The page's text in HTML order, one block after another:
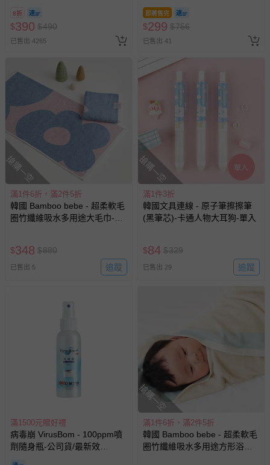
-其他原廠盒裝商品封口處已貼上「不可拆封」，或具警
示字句等說明貼紙、封條者。
國際航空、客運、訂房等服務。
相關的退換貨辦理流程，可詳見：
其他常見問題：
運送服務：目前提供的運送僅限台灣本島。如您位於離島地
區，可能會無法配送，或須依據商品需加收離島運費。廠商
亦保留出貨與否的權利。離島、偏遠地區、樓層親送等加價
費用，可能會另需加收。
商品實際的配達日期，可於訂單個人資料內的查詢訂單內，
已出貨通知之訊息為主。
如您收到商品，請依正常流程檢查是否完好，若商品遇瑕疵
若您對於會員帳號、商品訂購與資訊、購物流程、付款方
式、折價券與購物金的使用、退貨及商品運送方式等有疑
媽咪愛客服中心
助取消退款事宜。
會主動以簡訊及mail通知訂單取消事宜，並將提供適當補
8/30 (電子票券，於展期現場憑
訂單編號兌換，逾期作廢) (大
人小孩均一價(3歲以上需購票))
8折
$390 $490
已售出 4265
即將售完
$299 $756
已售出 41
搶購一空
滿1件6折，滿2件5折
韓國 Bamboo bebe - 超柔軟毛
圈竹纖維吸水多用途大毛巾-幾
$348 $880
已售出 5 追蹤
搶購一空
滿1件3折
韓國文具連線 - 原子筆擦擦筆
(黑筆芯)-卡通人物大耳狗-單入
$84 $329
已售出 29 追蹤
滿1500元贈好禮
病毒崩 VirusBom - 100ppm噴
劑隨身瓶-公司貨/最新效
搶購一空
滿1件6折，滿2件5折
韓國 Bamboo bebe - 超柔軟毛
圈竹纖維吸水多用途方形浴巾-